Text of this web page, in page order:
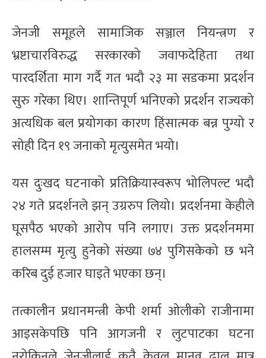
जेनजी समूहले सामाजिक सञ्जाल नियन्त्रण र
भ्रष्टाचारविरुद्ध सरकारको जवाफदेहिता तथा
पारदर्शिता माग गर्दै गत भदौ २३ मा सडकमा प्रदर्शन
सुरु गरेका थिए। शान्तिपूर्ण भनिएको प्रदर्शन राज्यको
अत्यधिक बल प्रयोगका कारण हिंसात्मक बन्न पुग्यो र
सोही दिन १९ जनाको मृत्युसमेत भयो।
यस दुःखद घटनाको प्रतिक्रियास्वरूप भोलिपल्ट भदौ
२४ गते प्रदर्शनले झन् उग्ररुप लियो। प्रदर्शनमा केहीले
घूसपैठ भएको आरोप पनि लगाए। उक्त प्रदर्शनममा
हालसम्म मृत्यु हुनेको संख्या ७४ पुगिसकेको छ भने
करिब दुई हजार घाइते भएका छन्।
तत्कालीन प्रधानमन्त्री केपी शर्मा ओलीको राजीनामा
आइसकेपछि पनि आगजनी र लुटपाटका घटना